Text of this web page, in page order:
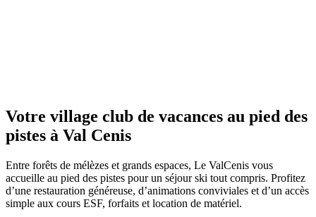
Votre village club de vacances au pied des
pistes à Val Cenis
Entre forêts de mélèzes et grands espaces, Le ValCenis vous
accueille au pied des pistes pour un séjour ski tout compris. Profitez
d’une restauration généreuse, d’animations conviviales et d’un accès
simple aux cours ESF, forfaits et location de matériel.